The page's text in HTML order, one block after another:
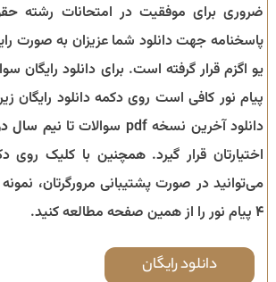
ضروری برای موفقیت در امتحانات رشته
پاسخنامه جهت دانلود شما عزیزان به صورت
یو اگزم قرار گرفته است. برای دانلود رایگان
پیام نور کافی است روی دکمه دانلود رایگان
دانلود آخرین نسخه pdf سوالات تا
نیم سال دوم ۱۴۰۴
اختیارتان قرار گیرد. همچنین با کلیک روی
می‌توانید در صورت پشتیبانی مرورگرتان،
۴ پیام نور را از همین صفحه مطالعه کنید.
دانلود رایگان